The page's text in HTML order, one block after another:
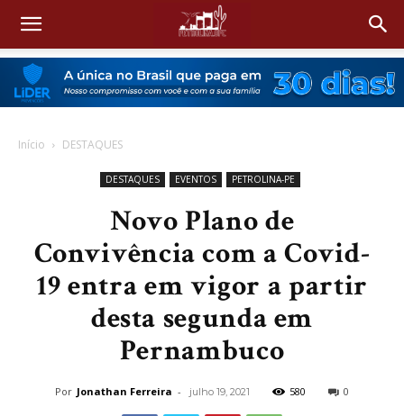
Início DESTAQUES
DESTAQUES EVENTOS PETROLINA-PE
Novo Plano de
Convivência com a Covid-
19 entra em vigor a partir
desta segunda em
Pernambuco
Por Jonathan Ferreira - julho 19, 2021 580 0